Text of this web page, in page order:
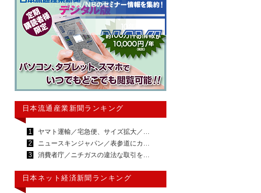
日本流通産業新聞ランキング
1
ヤマト運輸／宅急便、サイズ拡大／…
2
ニュースキンジャパン／表参道にカ…
3
消費者庁／ニチガスの違法な取引を…
日本ネット経済新聞ランキング